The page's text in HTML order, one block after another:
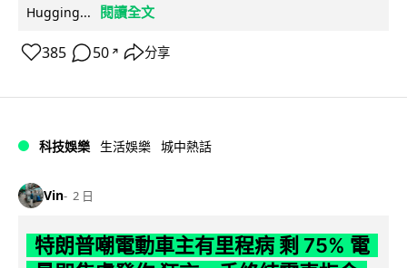
Hugging...
閱讀全文
385 50 ↗ 分享
科技娛樂 生活娛樂 城中熱話
Vin 2 日
特朗普嘲電動車主有里程病 剩 75% 電